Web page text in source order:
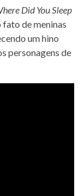
Did You Sleep
fato de meninas
um hino
personagens de